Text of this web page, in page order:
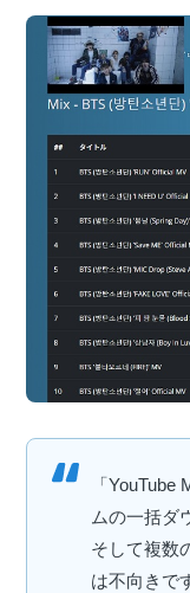
「
ムの一括ダ
そして複数
は不向きで